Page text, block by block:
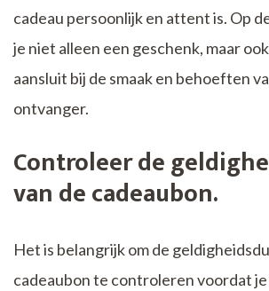
cadeau persoonlijk en attent is. Op
je niet alleen een geschenk, maar
aansluit bij de smaak en behoeften
ontvanger.
Controleer de
van de cadeaubon.
Het is belangrijk om de
cadeaubon te controleren voordat